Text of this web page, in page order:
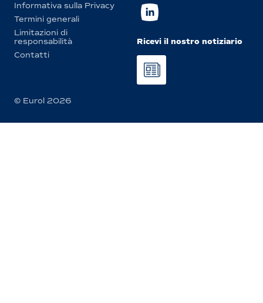
Informativa sulla Privacy
Termini generali
Limitazioni di
responsabilità
Contatti
Ricevi il nostro notiziario
© Eurol 2026